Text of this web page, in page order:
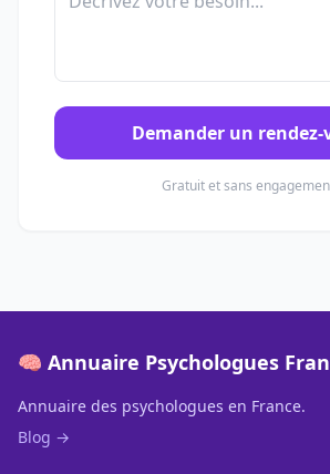
Demander un rendez-
Gratuit et sans
🧠 Annuaire Psychologues
Annuaire des psychologues en France.
Blog →